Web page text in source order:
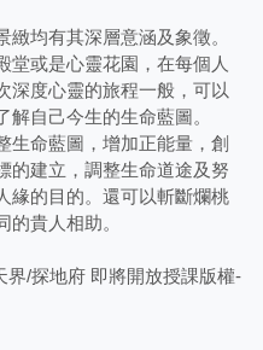
均有其深層意涵及象徵。
堂或是心靈花園，在每個人
深度心靈的旅程一般，可以
自己今生的生命藍圖。
生命藍圖，增加正能量，創
的建立，調整生命道途及努
緣的目的。還可以斬斷爛桃
貴人相助。
/探地府 即將開放授課版權-